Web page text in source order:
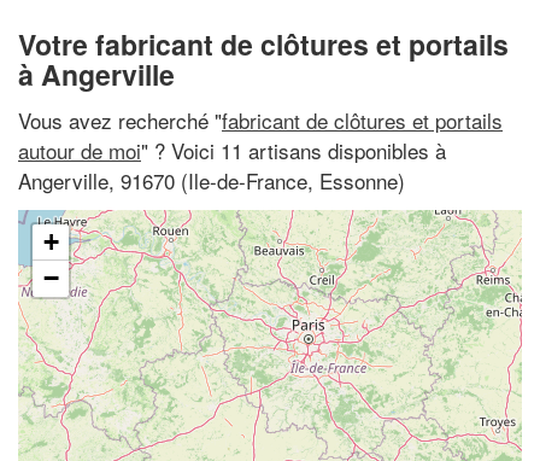
Votre fabricant de clôtures et portails
à Angerville
Vous avez recherché "fabricant de clôtures et portails
autour de moi" ? Voici 11 artisans disponibles à
Angerville, 91670 (Ile-de-France, Essonne)
+
−